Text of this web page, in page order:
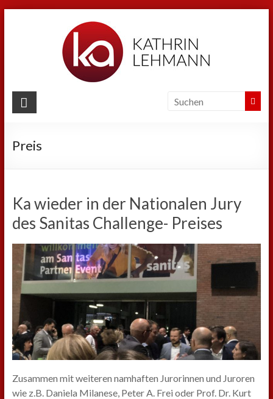
Kathrin
Sport
Privat
Preis
Ka wieder in der Nationalen Jury
des Sanitas Challenge- Preises
Zusammen mit weiteren namhaften Jurorinnen und Juroren
wie z.B. Daniela Milanese, Peter A. Frei oder Prof. Dr. Kurt